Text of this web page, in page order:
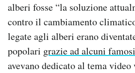
alberi fosse “la soluzione
contro il cambiamento
legate agli alberi erano
popolari grazie ad alcuni
avevano dedicato al tema